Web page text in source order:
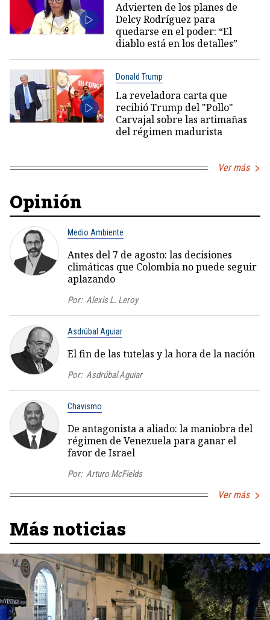
Advierten de los planes de
Delcy Rodríguez para
quedarse en el poder: “El
diablo está en los detalles”
Donald Trump
La reveladora carta que
recibió Trump del "Pollo"
Carvajal sobre las artimañas
del régimen madurista
Ver más
Opinión
Medio Ambiente
Antes del 7 de agosto: las decisiones
climáticas que Colombia no puede seguir
aplazando
Por: Alexis L. Leroy
Asdrúbal Aguiar
El fin de las tutelas y la hora de la nación
Por: Asdrúbal Aguiar
Chavismo
De antagonista a aliado: la maniobra del
régimen de Venezuela para ganar el
favor de Israel
Por: Arturo McFields
Ver más
Más noticias